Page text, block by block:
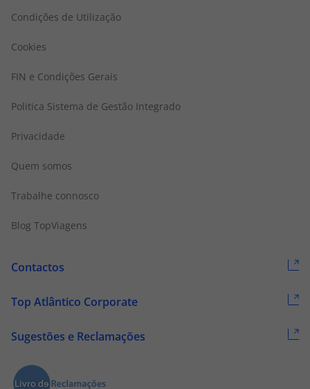
Condições de Utilização
Cookies
FIN e Condições Gerais
Politica Sistema de Gestão Integrado
Privacidade
Quem somos
Trabalhe connosco
Blog TopViagens
Contactos
Top Atlântico Corporate
Sugestões e Reclamações